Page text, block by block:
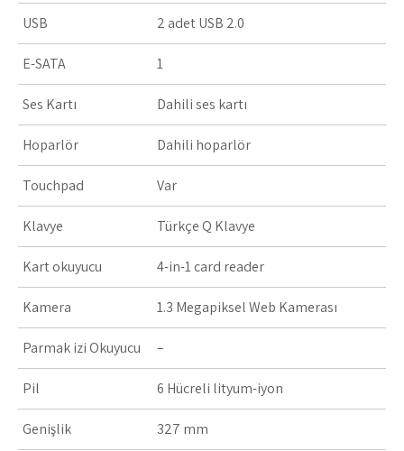
USB 2 adet USB 2.0
E-SATA 1
Ses Kartı Dahili ses kartı
Hoparlör Dahili hoparlör
Touchpad Var
Klavye Türkçe Q Klavye
Kart okuyucu 4-in-1 card reader
Kamera 1.3 Megapiksel Web Kamerası
Parmak izi Okuyucu –
Pil 6 Hücreli lityum-iyon
Genişlik 327 mm